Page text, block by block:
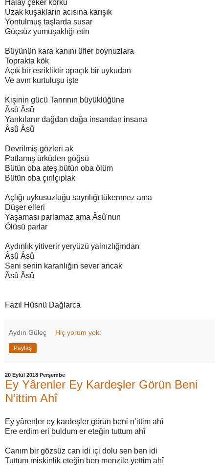
Halay çeker korku
Uzak kuşakların acısına karışık
Yontulmuş taşlarda susar
Güçsüz yumuşaklığı etin
Büyünün kara kanını üfler boynuzlara
Toprakta kök
Açık bir esrikliktir apaçık bir uykudan
Ve avın kurtuluşu işte
Kişinin gücü Tanrının büyüklüğüne
Âsû Âsû
Yankılanır dağdan dağa insandan insana
Âsû Âsû
Devrilmiş gözleri ak
Patlamış ürküden göğsü
Bütün oba ateş bütün oba ölüm
Bütün oba çırılçıplak
Açlığı uykusuzluğu sayrılığı tükenmez ama
Düşer elleri
Yaşaması parlamaz ama Âsû'nun
Ölüsü parlar
Aydınlık yitiverir yeryüzü yalnızlığından
Âsû Âsû
Seni senin karanlığın sever ancak
Âsû Âsû
Fazıl Hüsnü Dağlarca
Aydın Güleç Hiç yorum yok:
Paylaş
20 Eylül 2018 Perşembe
Ey Yârenler Ey Kardeşler Görün Beni
N’ittim Ahî
Ey yârenler ey kardeşler görün beni n’ittim ahî
Ere erdim eri buldum er eteğin tuttum ahî
Canım bir gözsüz can idi içi dolu sen ben idi
Tuttum miskinlik eteğin ben menzile yettim ahî